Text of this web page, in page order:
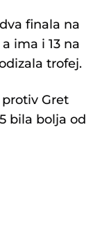
finala na
ima i 13 na
trofej.
Gret
bila bolja od